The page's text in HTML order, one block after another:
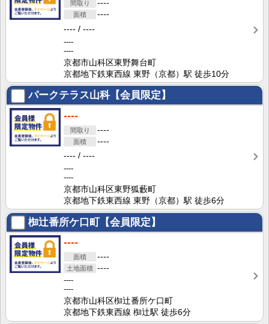
----
----
----
----
----
----
京都市山科区東野舞台町
京都地下鉄東西線 東野（京都）駅 徒歩10分
パークテラス山科【会員限定】
----
----
----
----
----
----
----
京都市山科区東野狐藪町
京都地下鉄東西線 東野（京都）駅 徒歩6分
椥辻番所ケ口町【会員限定】
----
----
----
----
----
京都市山科区椥辻番所ケ口町
京都地下鉄東西線 椥辻駅 徒歩6分